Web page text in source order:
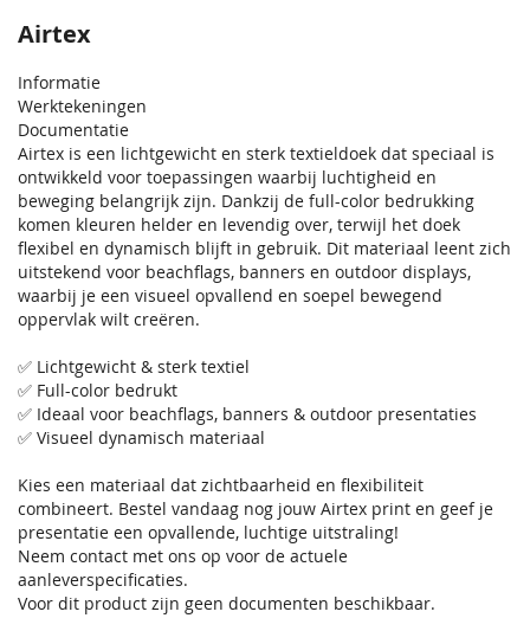
Airtex
Informatie
Werktekeningen
Documentatie
Airtex is een lichtgewicht en sterk textieldoek dat speciaal is
ontwikkeld voor toepassingen waarbij luchtigheid en
beweging belangrijk zijn. Dankzij de full-color bedrukking
komen kleuren helder en levendig over, terwijl het doek
flexibel en dynamisch blijft in gebruik. Dit materiaal leent zich
uitstekend voor beachflags, banners en outdoor displays,
waarbij je een visueel opvallend en soepel bewegend
oppervlak wilt creëren.
✅ Lichtgewicht & sterk textiel
✅ Full-color bedrukt
✅ Ideaal voor beachflags, banners & outdoor presentaties
✅ Visueel dynamisch materiaal
Kies een materiaal dat zichtbaarheid en flexibiliteit
combineert. Bestel vandaag nog jouw Airtex print en geef je
presentatie een opvallende, luchtige uitstraling!
Neem contact met ons op voor de actuele
aanleverspecificaties.
Voor dit product zijn geen documenten beschikbaar.